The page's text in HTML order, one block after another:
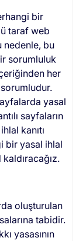
bir
taraf web
nedenle, bu
sorumluluk
her
yasal
sayfaların
kanıtı
bir yasal ihlal
oluşturulan
tabidir.
yasasının